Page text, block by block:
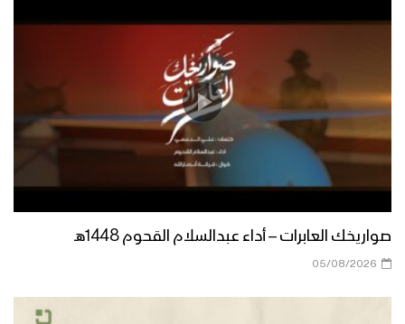
صواريخك العابرات – أداء عبدالسلام القحوم 1448هـ
05/08/2026